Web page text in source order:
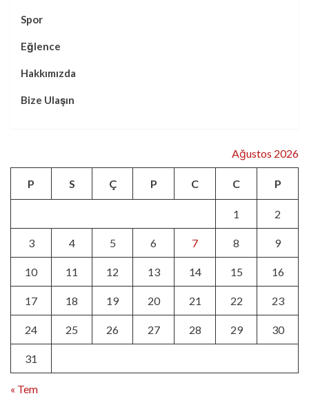
Spor
Eğlence
Hakkımızda
Bize Ulaşın
Ağustos 2026
P S Ç P C C P
1 2
3 4 5 6 7 8 9
10 11 12 13 14 15 16
17 18 19 20 21 22 23
24 25 26 27 28 29 30
31
« Tem